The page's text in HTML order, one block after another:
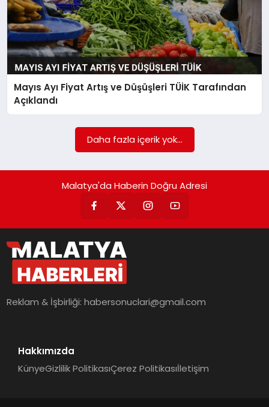
Mayıs Ayı Fiyat Artış ve Düşüşleri TÜİK Tarafından
Açıklandı
Daha fazla içerik yok...
Malatya'da Haberin Doğru Adresi
Reklam & İşbirliği:habersonuclari@gmail.com
Hakkımızda
KünyeGizlilik PolitikasıÇerez Politikasıİletişim